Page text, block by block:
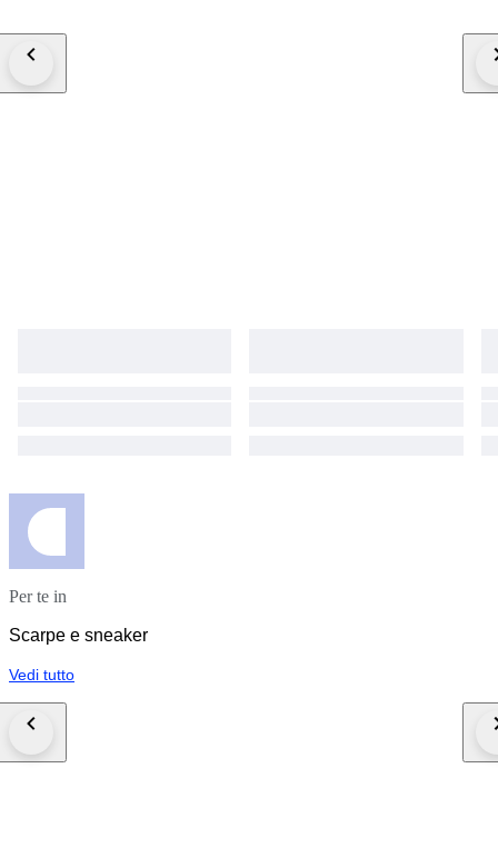
Per te in
Scarpe e sneaker
Vedi tutto